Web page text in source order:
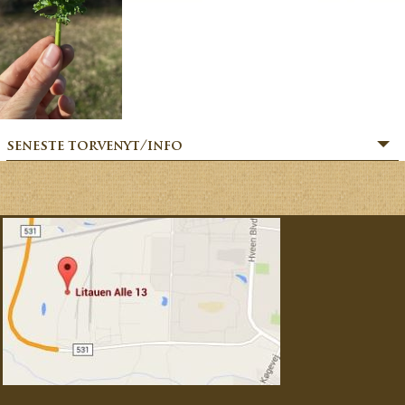
seneste torvenyt/info
» SOMMERHILSEN:
» BÆR-FEKT SOMMER!
» MERE MARKVÆRK MAGI:
» Sommerfesten er i gang:
» MAGIEN FRA MARKVÆRK:
» VORES EVENTYRLIGE VERDEN:
» FORÅRSFESTEN ER I GANG: